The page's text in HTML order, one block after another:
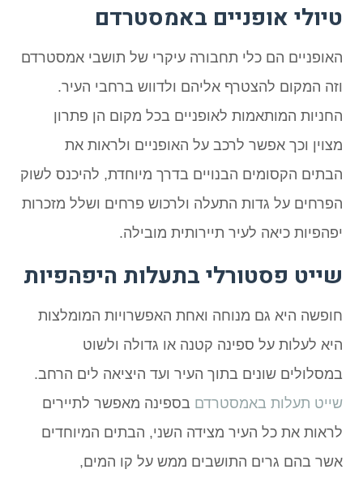
טיולי אופניים באמסטרדם
האופניים הם כלי תחבורה עיקרי של תושבי אמסטרדם
וזה המקום להצטרף אליהם ולדווש ברחבי העיר.
החניות המותאמות לאופניים בכל מקום הן פתרון
מצוין וכך אפשר לרכב על האופניים ולראות את
הבתים הקסומים הבנויים בדרך מיוחדת, להיכנס לשוק
הפרחים על גדות התעלה ולרכוש פרחים ושלל מזכרות
יפהפיות כיאה לעיר תיירותית מובילה.
שייט פסטורלי בתעלות היפהפיות
חופשה היא גם מנוחה ואחת האפשרויות המומלצות
היא לעלות על ספינה קטנה או גדולה ולשוט
במסלולים שונים בתוך העיר ועד היציאה לים הרחב.
שייט תעלות באמסטרדם בספינה מאפשר לתיירים
לראות את כל העיר מצידה השני, הבתים המיוחדים
אשר בהם גרים התושבים ממש על קו המים,